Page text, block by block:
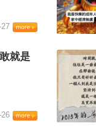
就是